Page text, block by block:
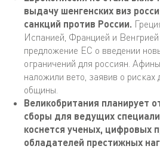
выдачу шенгенских виз
санкций против России.
Испанией, Францией и
предложение ЕС о введении
ограничений для россиян.
наложили вето, заявив о рисках
общины.
Великобритания планирует
сборы для ведущих
коснется ученых, цифровых
обладателей престижных